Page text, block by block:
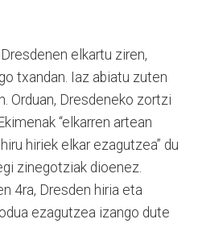
elkartu ziren,
txandan. Iaz abiatu zuten
Orduan, Dresdeneko zortzi
“elkarren artean
hiriek elkar ezagutzea” du
zinegotziak dioenez.
4ra, Dresden hiria eta
ezagutzea izango dute